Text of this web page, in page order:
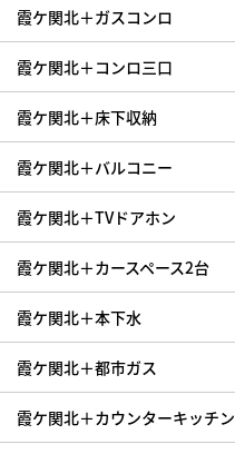
霞ケ関北＋ガスコンロ
霞ケ関北＋コンロ三口
霞ケ関北＋床下収納
霞ケ関北＋バルコニー
霞ケ関北＋TVドアホン
霞ケ関北＋カースペース2台
霞ケ関北＋本下水
霞ケ関北＋都市ガス
霞ケ関北＋カウンターキッチン